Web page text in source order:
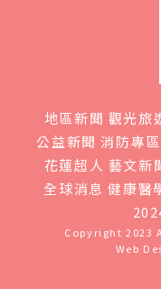
地區新聞 觀光旅
公益新聞 消防專區
花蓮超人 藝文新
全球消息 健康醫
Copyright 2023
Web